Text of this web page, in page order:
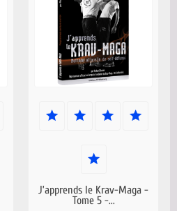
J’apprends le Krav-Maga -
Tome 5 -...